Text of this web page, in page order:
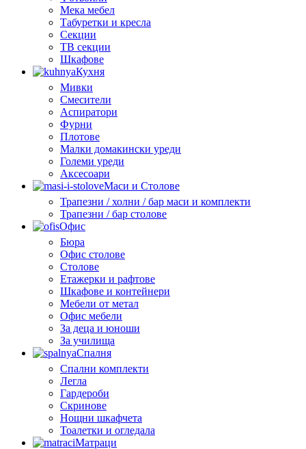
Мека мебел
Табуретки и кресла
Секции
ТВ секции
Шкафове
Кухня
Мивки
Смесители
Аспиратори
Фурни
Плотове
Малки домакински уреди
Големи уреди
Аксесоари
Маси и Столове
Трапезни / холни / бар маси и комплекти
Трапезни / бар столове
Офис
Бюра
Офис столове
Столове
Етажерки и рафтове
Шкафове и контейнери
Мебели от метал
Офис мебели
За деца и юноши
За училища
Спалня
Спални комплекти
Легла
Гардероби
Скринове
Нощни шкафчета
Тоалетки и огледала
Матраци